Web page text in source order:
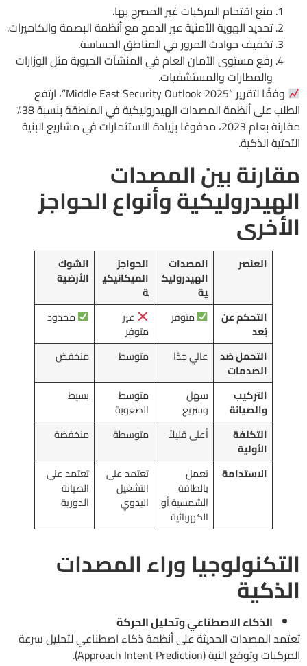
منع اقتحام المركبات غير المصرح بها.
تحديد الهوية الأمنية عبر الدمج مع أنظمة البصمة والكاميرات.
تخفيف حوادث المرور في المناطق الحساسة.
رفع مستوى الأمان العام في المنشآت الحيوية مثل الوزارات
والمطارات والمستشفيات.
وفقًا لتقرير “Middle East Security Outlook 2025”، ارتفع
الطلب على أنظمة المصدات الهيدروليكية في المنطقة بنسبة 38٪
مقارنة بعام 2023، مدفوعًا بزيادة الاستثمارات في مشاريع البنية
التحتية الذكية.
مقارنة بين المصدات
الهيدروليكية وأنواع الحواجز
الأخرى
العنصر المصدات
الهيدروليك
ية
الحواجز
الميكانيكي
ة
الشوك
الأرضية
التحكم عن
بُعد
متوفر غير
متوفر
محدود
التحمل ضد
الصدمات
عالي جدًا متوسط منخفض
التركيب
والصيانة
سهل
وسريع
متوسط
الصعوبة
بسيط
التكلفة
الأولية
أعلى قليلاً متوسطة منخفضة
الاستدامة تعمل
بالطاقة
الشمسية أو
الكهربائية
تعتمد على
التشغيل
اليدوي
تعتمد على
الصيانة
الدورية
التكنولوجيا وراء المصدات
الذكية
الذكاء الاصطناعي وتحليل الحركة
تعتمد المصدات الحديثة على أنظمة ذكاء اصطناعي لتحليل سرعة
المركبات وتوقع النية (Approach Intent Prediction).